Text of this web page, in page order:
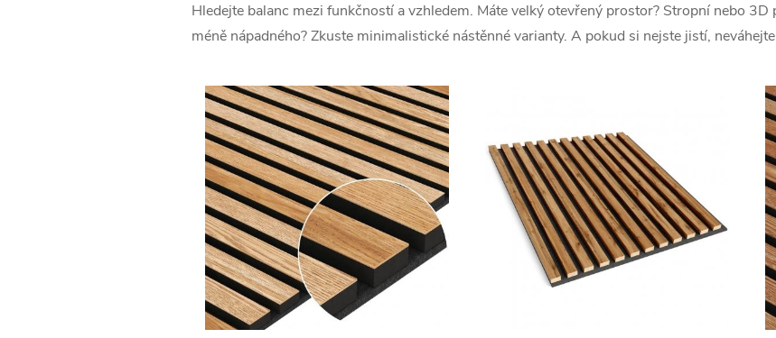
Hledejte balanc mezi funkčností a vzhledem. Máte velký otevřený prostor? Stropní nebo 3D
méně nápadného? Zkuste minimalistické nástěnné varianty. A pokud si nejste jistí,